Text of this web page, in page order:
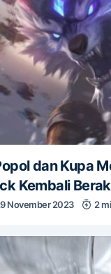
dan Kupa
Kembali
November 2023 2